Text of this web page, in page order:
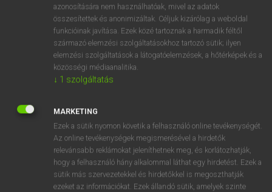
elölj hajón
keresése szótárainkban
DÍJMENTES ANGOL SZÓTÁR
abnormality
abnormitás
azonosítására nem használhatóak, mivel az adatok
összesítettek és anonimizáltak. Céljuk kizárólag a weboldal
funkcióinak javítása. Ezek közé tartoznak a harmadik féltől
származó elemzési szolgáltatásokhoz tartozó sütik; ilyen
elemzési szolgáltatások a látogatóelemzések, a hőtérképek és a
közösségi médiaanalitika.
↓ 1 szolgáltatás
MARKETING
Ezek a sütik nyomon követik a felhasználó online tevékenységét.
Az online tevékenységek megismerésével a hirdetők
relevánsabb reklámokat jeleníthetnek meg, és korlátozhatják,
hogy a felhasználó hány alkalommal láthat egy hirdetést. Ezek a
sütik más szervezetekkel és hirdetőkkel is megoszthatják
ezeket az információkat. Ezek állandó sütik, amelyek szinte